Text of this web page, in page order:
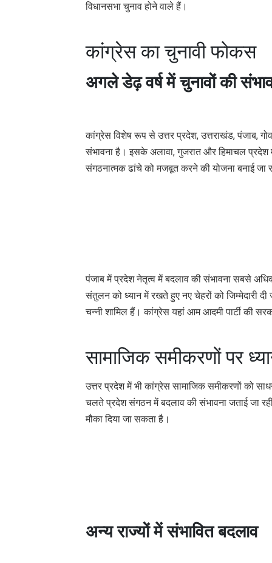
विधानसभा चुनाव होने वाले हैं।
कांग्रेस का चुनावी फोकस
अगले डेढ़ वर्ष में चुनावों की
कांग्रेस विशेष रूप से उत्तर प्रदेश, उत्तराखंड, पंजाब,
संभावना है। इसके अलावा, गुजरात और हिमाचल प्रदेश
संगठनात्मक ढांचे को मजबूत करने की योजना बनाई जा
पंजाब में प्रदेश नेतृत्व में बदलाव की संभावना सबसे
संतुलन को ध्यान में रखते हुए नए चेहरों को जिम्मेदारी
चन्नी शामिल हैं। कांग्रेस यहां आम आदमी पार्टी की
सामाजिक समीकरणों पर
उत्तर प्रदेश में भी कांग्रेस सामाजिक समीकरणों को
चलते प्रदेश संगठन में बदलाव की संभावना जताई जा
मौका दिया जा सकता है।
अन्य राज्यों में संभावित बदलाव